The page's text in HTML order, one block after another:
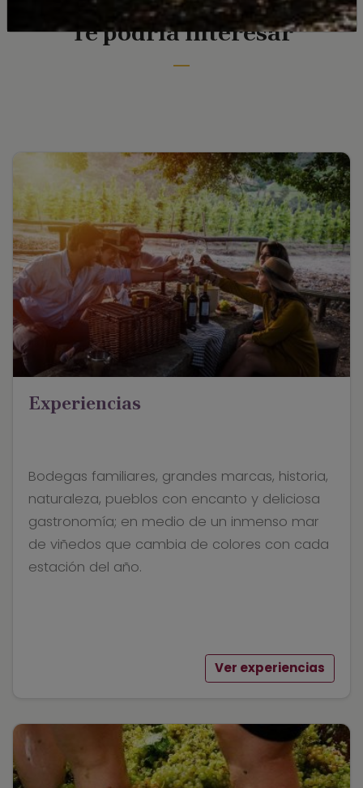
experiencias auténticas, de […]
Te podría interesar
Experiencias
Bodegas familiares, grandes marcas, historia,
naturaleza, pueblos con encanto y deliciosa
gastronomía; en medio de un inmenso mar
de viñedos que cambia de colores con cada
estación del año.
Ver experiencias